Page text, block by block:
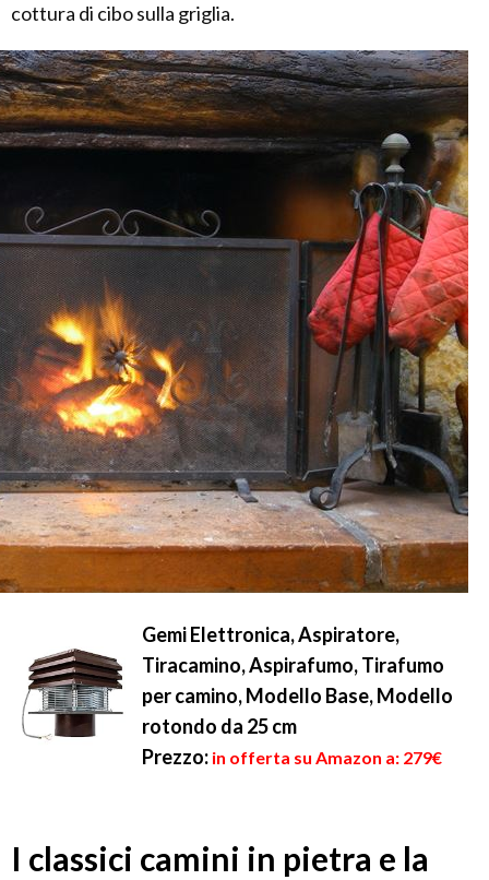
cottura di cibo sulla griglia.
Gemi Elettronica, Aspiratore,
Tiracamino, Aspirafumo, Tirafumo
per camino, Modello Base, Modello
rotondo da 25 cm
Prezzo: in offerta su Amazon a: 279€
I classici camini in pietra e la